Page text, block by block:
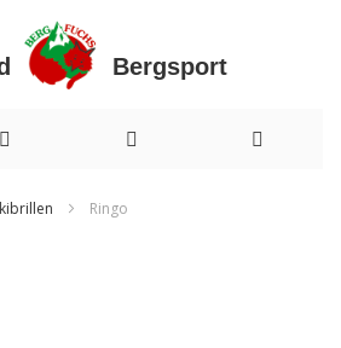
Bergsport
Ringo